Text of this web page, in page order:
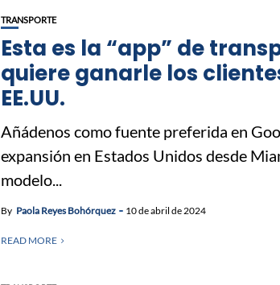
TRANSPORTE
Esta es la “app” de
quiere ganarle los
EE.UU.
Añádenos como fuente preferida en
expansión en Estados Unidos desde
modelo...
By Paola Reyes Bohórquez 10 de abril de 2024
READ MORE